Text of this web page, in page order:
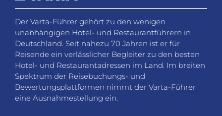
Der Varta-Führer gehört zu den wenigen
unabhängigen Hotel- und Restaurantführern in
Deutschland. Seit nahezu 70 Jahren ist er für
Reisende ein verlässlicher Begleiter zu den besten
Hotel- und Restaurantadressen im Land. Im breiten
Spektrum der Reisebuchungs- und
Bewertungsplattformen nimmt der Varta-Führer
eine Ausnahmestellung ein.